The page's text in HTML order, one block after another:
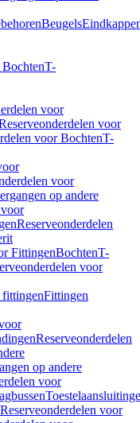
Beugels
T-
voor
voor
voor BochtenT-
voor
op andere
Reserveonderdelen
FittingenBochtenT-
voor
fittingenFittingen
Reserveonderdelen
op andere
voor
Reserveonderdelen voor